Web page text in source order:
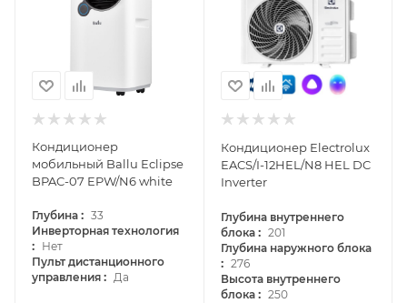
Кондиционер
мобильный Ballu Eclipse
BPAC-07 EPW/N6 white
Глубина : 33
Инверторная технология
: Нет
Пульт дистанционного
управления : Да
Кондиционер Electrolux
EACS/I-12HEL/N8 HEL DC
Inverter
Глубина внутреннего
блока : 201
Глубина наружного блока
: 276
Высота внутреннего
блока : 250